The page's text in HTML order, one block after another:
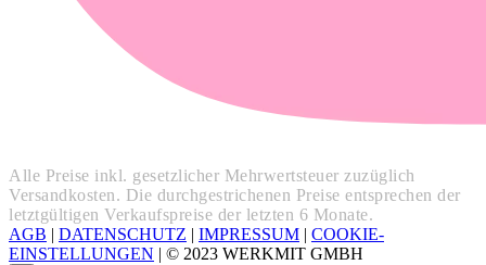
Alle Preise inkl. gesetzlicher Mehrwertsteuer zuzüglich
Versandkosten. Die durchgestrichenen Preise entsprechen der
letztgültigen Verkaufspreise der letzten 6 Monate.
AGB | DATENSCHUTZ | IMPRESSUM | COOKIE-
EINSTELLUNGEN | © 2023 WERKMIT GMBH